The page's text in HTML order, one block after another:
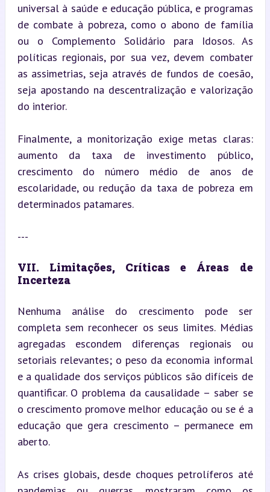
universal à saúde e educação pública, e programas
de combate à pobreza, como o abono de família
ou o Complemento Solidário para Idosos. As
políticas regionais, por sua vez, devem combater
as assimetrias, seja através de fundos de coesão,
seja apostando na descentralização e valorização
do interior.
Finalmente, a monitorização exige metas claras:
aumento da taxa de investimento público,
crescimento do número médio de anos de
escolaridade, ou redução da taxa de pobreza em
determinados patamares.
---
VII. Limitações, Críticas e Áreas de
Incerteza
Nenhuma análise do crescimento pode ser
completa sem reconhecer os seus limites. Médias
agregadas escondem diferenças regionais ou
setoriais relevantes; o peso da economia informal
e a qualidade dos serviços públicos são difíceis de
quantificar. O problema da causalidade – saber se
o crescimento promove melhor educação ou se é a
educação que gera crescimento – permanece em
aberto.
As crises globais, desde choques petrolíferos até